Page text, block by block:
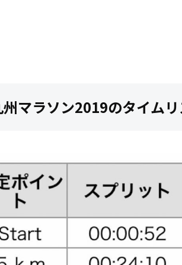
マラソン2019のタイム